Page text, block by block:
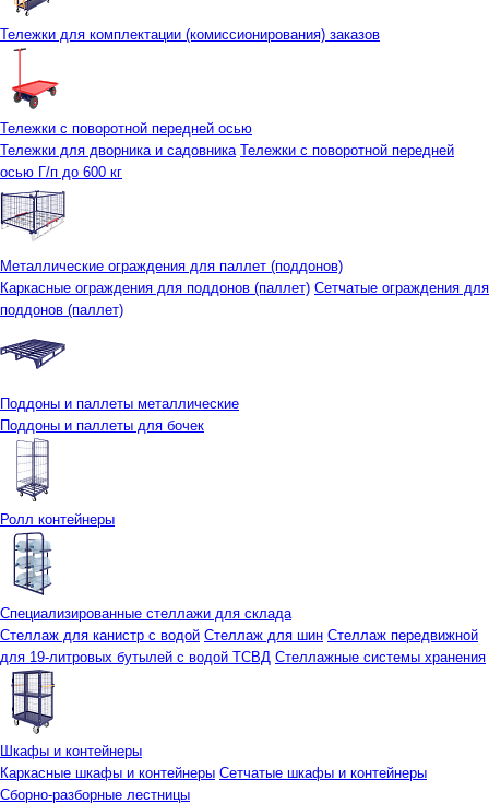
Тележки для комплектации (комиссионирования) заказов
Тележки с поворотной передней осью
Тележки для дворника и садовника Тележки с поворотной передней
осью Г/п до 600 кг
Металлические ограждения для паллет (поддонов)
Каркасные ограждения для поддонов (паллет) Сетчатые ограждения для
поддонов (паллет)
Поддоны и паллеты металлические
Поддоны и паллеты для бочек
Ролл контейнеры
Специализированные стеллажи для склада
Стеллаж для канистр с водой Стеллаж для шин Стеллаж передвижной
для 19-литровых бутылей с водой ТСВД Стеллажные системы хранения
Шкафы и контейнеры
Каркасные шкафы и контейнеры Сетчатые шкафы и контейнеры
Сборно-разборные лестницы